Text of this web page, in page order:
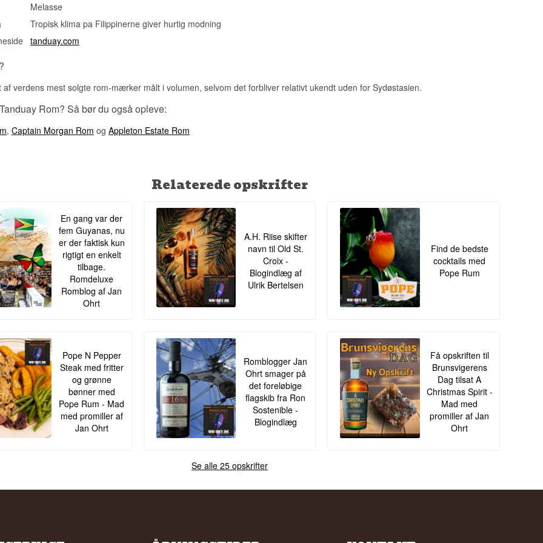
Melasse
Tropisk klima pa Filippinerne giver hurtig modning
tanduay.com
af verdens mest solgte rom-mærker målt i volumen, selvom det forbliver relativt ukendt uden for Sydøstasien.
Rom? Så bør du også opleve:
, Captain Morgan Rom og Appleton Estate Rom
Relaterede opskrifter
En gang var der
fem Guyanas, nu
er der faktisk kun
rigtigt en enkelt
tilbage.
Romdeluxe
Romblog af Jan
Ohrt
A.H. Riise skifter
navn til Old St.
Croix -
Blogindlæg af
Ulrik Bertelsen
Find de bedste
cocktails med
Pope Rum
Pope N Pepper
Steak med fritter
og grønne
bønner med
Pope Rum - Mad
med promiller af
Jan Ohrt
Romblogger Jan
Ohrt smager på
det foreløbige
flagskib fra Ron
Sostenible -
Blogindlæg
Få opskriften til
Brunsvigerens
Dag tilsat A
Christmas Spirit -
Mad med
promiller af Jan
Ohrt
Se alle 25 opskrifter